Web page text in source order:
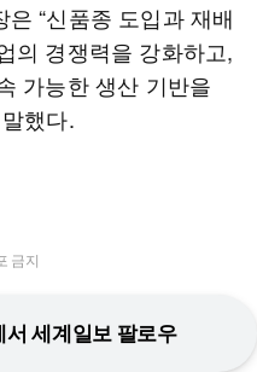
“신품종 도입과 재배
의 경쟁력을 강화하고,
가능한 생산 기반을
했다.
금지
서 세계일보 팔로우